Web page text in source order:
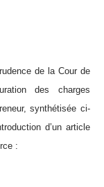
de la Cour de
des charges
synthétisée ci-
d’un article
: